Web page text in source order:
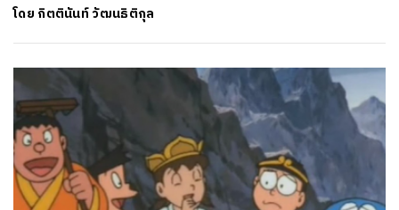
โดย กิตตินันท์ วัฒนธิติกุล
SHARE TWEET LINE EMAIL